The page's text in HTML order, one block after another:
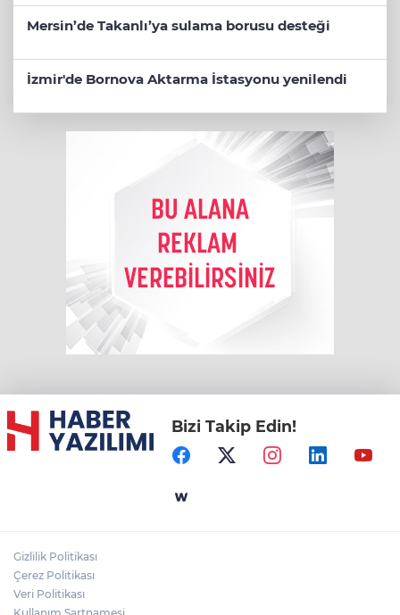
Mersin’de Takanlı’ya sulama borusu desteği
İzmir'de Bornova Aktarma İstasyonu yenilendi
Bizi Takip Edin!
Gizlilik Politikası
Çerez Politikası
Veri Politikası